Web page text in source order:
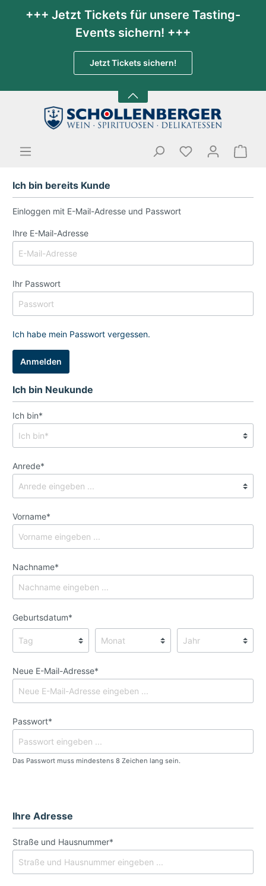
+++ Jetzt Tickets für unsere Tasting-
Events sichern! +++
Jetzt Tickets sichern!
Ich bin bereits Kunde
Einloggen mit E-Mail-Adresse und Passwort
Ihre E-Mail-Adresse
Ihr Passwort
Ich habe mein Passwort vergessen.
Anmelden
Ich bin Neukunde
Ich bin*
Anrede*
Vorname*
Nachname*
Geburtsdatum*
Neue E-Mail-Adresse*
Passwort*
Das Passwort muss mindestens 8 Zeichen lang sein.
Ihre Adresse
Straße und Hausnummer*